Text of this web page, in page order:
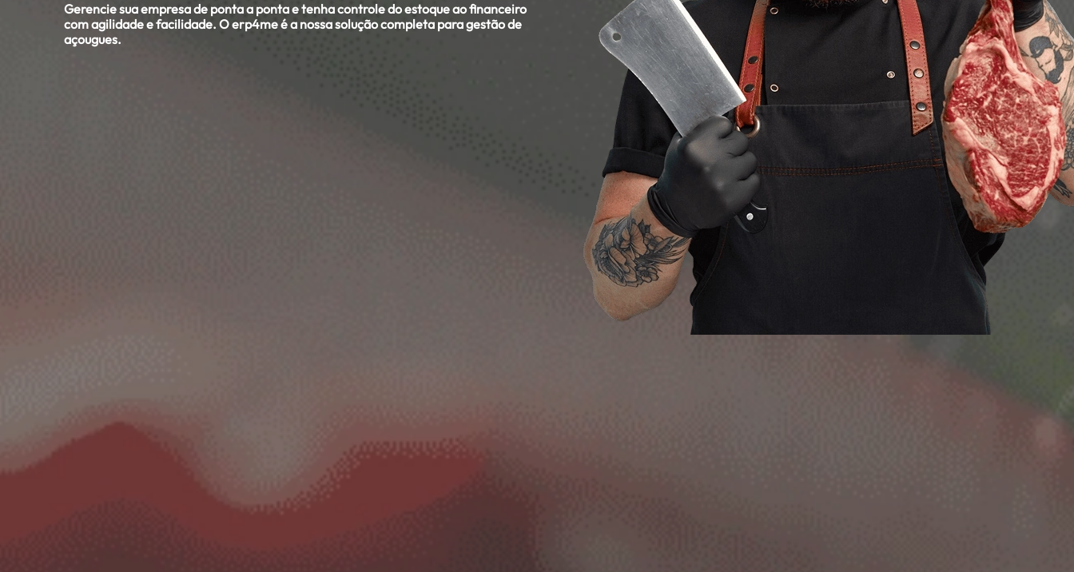
Gerencie sua empresa de ponta a ponta e tenha controle do estoque ao financeiro
com agilidade e facilidade. Oerp4meé a nossa solução completa para gestão de
açougues.